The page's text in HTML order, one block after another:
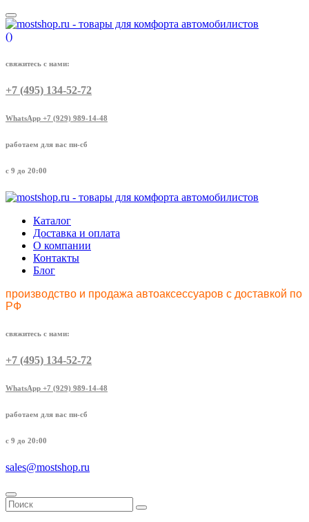
()
свяжитесь с нами:
+7 (495) 134-52-72
WhatsApp +7 (929) 989-14-48
работаем для вас пн-сб
с 9 до 20:00
Каталог
Доставка и оплата
О компании
Контакты
Блог
производство и продажа автоаксессуаров с доставкой по
РФ
свяжитесь с нами:
+7 (495) 134-52-72
WhatsApp +7 (929) 989-14-48
работаем для вас пн-сб
с 9 до 20:00
sales@mostshop.ru